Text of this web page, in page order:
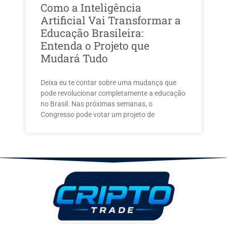
Como a Inteligência
Artificial Vai Transformar a
Educação Brasileira:
Entenda o Projeto que
Mudará Tudo
Deixa eu te contar sobre uma mudança que
pode revolucionar completamente a educação
no Brasil. Nas próximas semanas, o
Congresso pode votar um projeto de